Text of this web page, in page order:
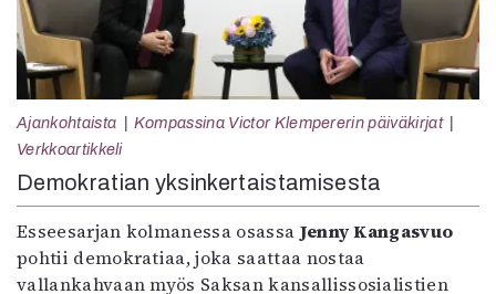
Ajankohtaista
Kompassina Victor Klempererin päiväkirjat
Verkkoartikkeli
Demokratian yksinkertaistamisesta
Esseesarjan kolmanessa osassa Jenny Kangasvuo
pohtii demokratiaa, joka saattaa nostaa
vallankahvaan myös Saksan kansallissosialistien